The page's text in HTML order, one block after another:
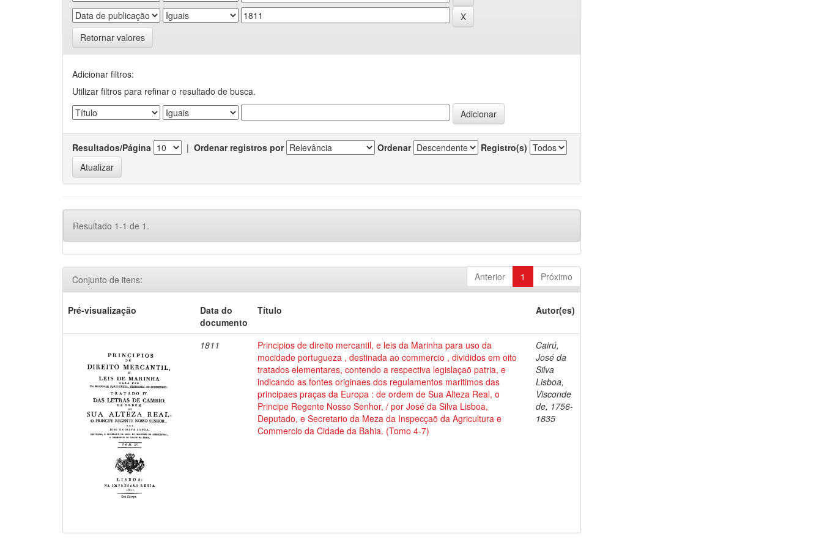
Retornar valores
Adicionar filtros:
Utilizar filtros para refinar o resultado de busca.
Resultados/Página | Ordenar registros por Ordenar Registro(s)
Resultado 1-1 de 1.
Anterior 1 Próximo
Conjunto de itens:
Pré-visualização
Data do
documento
Título Autor(es)
1811
Principios de direito mercantil, e leis da Marinha para uso da
mocidade portugueza , destinada ao commercio , divididos em oito
tratados elementares, contendo a respectiva legislaçaõ patria, e
indicando as fontes originaes dos regulamentos maritimos das
principaes praças da Europa : de ordem de Sua Alteza Real, o
Principe Regente Nosso Senhor, / por José da Silva Lisboa,
Deputado, e Secretario da Meza da Inspecçaõ da Agricultura e
Commercio da Cidade da Bahia. (Tomo 4-7)
Cairú,
José da
Silva
Lisboa,
Visconde
de, 1756-
1835